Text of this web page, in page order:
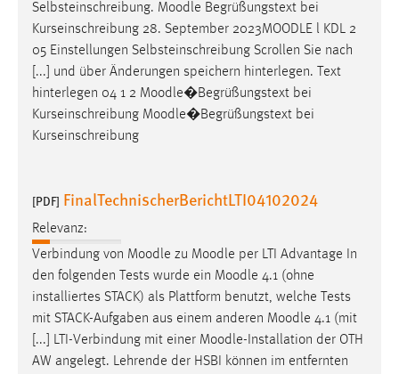
Selbsteinschreibung. Moodle Begrüßungstext bei
Kurseinschreibung 28. September 2023MOODLE l KDL 2
05 Einstellungen Selbsteinschreibung Scrollen Sie nach
[...] und über Änderungen speichern hinterlegen. Text
hinterlegen 04 1 2 Moodle�Begrüßungstext bei
Kurseinschreibung Moodle�Begrüßungstext bei
Kurseinschreibung
[PDF] FinalTechnischerBerichtLTI04102024
Relevanz:
Verbindung von Moodle zu Moodle per LTI Advantage In
den folgenden Tests wurde ein Moodle 4.1 (ohne
installiertes STACK) als Plattform benutzt, welche Tests
mit STACK-Aufgaben aus einem anderen Moodle 4.1 (mit
[...] LTI-Verbindung mit einer Moodle-Installation der OTH
AW angelegt. Lehrende der HSBI können im entfernten